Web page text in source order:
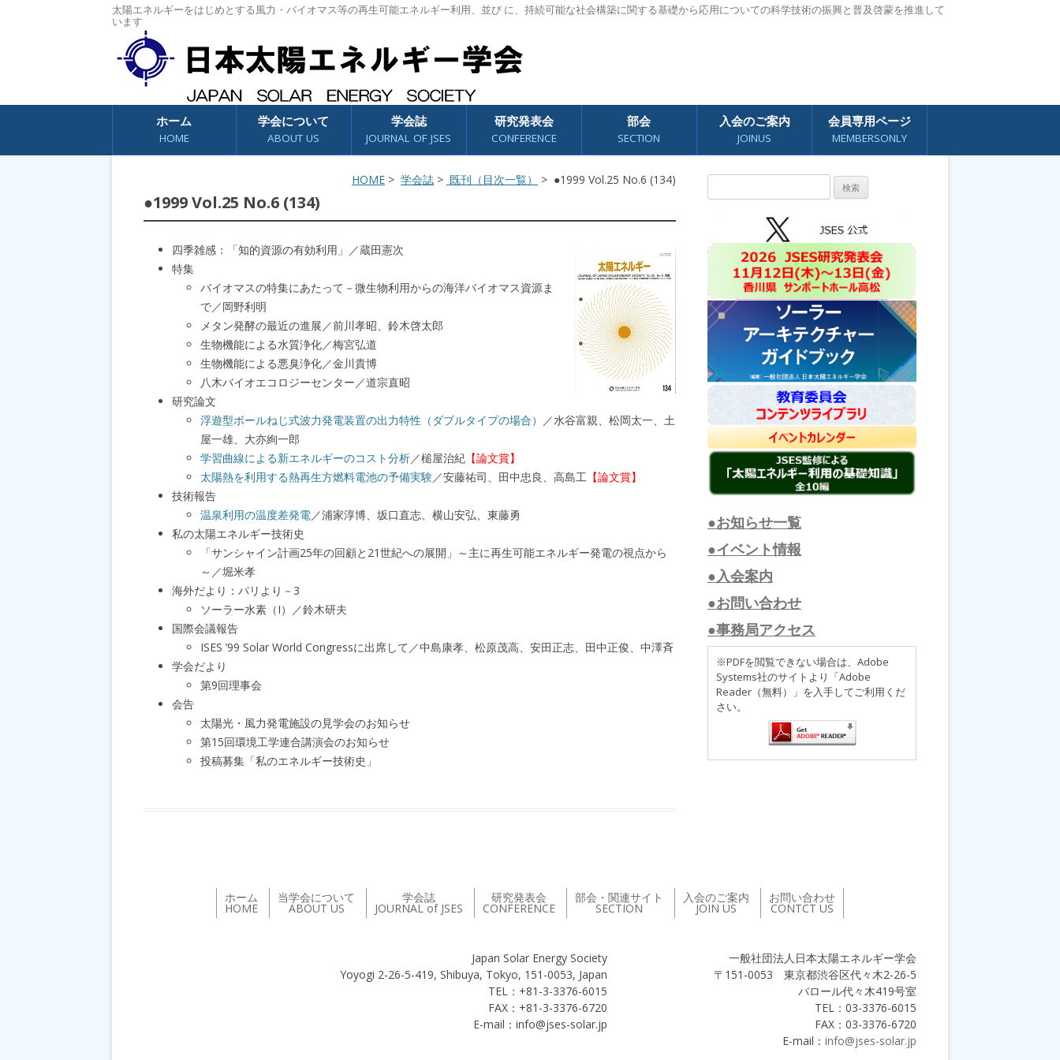
太陽エネルギーをはじめとする風力・バイオマス等の再生可能エネルギー利用、並び に、持続可能な社会構築に関する基礎から応用についての科学技術の振興と普及啓蒙を推進して
います
コンテンツへスキップ
ホーム
HOME
学会について
ABOUT US
学会誌
JOURNAL OF JSES
研究発表会
CONFERENCE
部会
SECTION
入会のご案内
JOINUS
会員専用ページ
MEMBERSONLY
HOME > 学会誌 > 既刊（目次一覧） > ●1999 Vol.25 No.6 (134)
●1999 Vol.25 No.6 (134)
四季雑感：「知的資源の有効利用」／蔵田憲次
特集
バイオマスの特集にあたって－微生物利用からの海洋バイオマス資源ま
で／岡野利明
メタン発酵の最近の進展／前川孝昭、鈴木啓太郎
生物機能による水質浄化／梅宮弘道
生物機能による悪臭浄化／金川貴博
八木バイオエコロジーセンター／道宗直昭
研究論文
浮遊型ボールねじ式波力発電装置の出力特性（ダブルタイプの場合） ／水谷富親、松岡太一、土
屋一雄、大亦絢一郎
学習曲線による新エネルギーのコスト分析／槌屋治紀 【論文賞】
太陽熱を利用する熱再生方燃料電池の予備実験／安藤祐司、田中忠良、高島工 【論文賞】
技術報告
温泉利用の温度差発電／浦家淳博、坂口直志、横山安弘、東藤勇
私の太陽エネルギー技術史
「サンシャイン計画25年の回顧と21世紀への展開」～主に再生可能エネルギー発電の視点から
～／堀米孝
海外だより：パリより－3
ソーラー水素（I）／鈴木研夫
国際会議報告
ISES ’99 Solar World Congressに出席して／中島康孝、松原茂高、安田正志、田中正俊、中澤斉
学会だより
第9回理事会
会告
太陽光・風力発電施設の見学会のお知らせ
第15回環境工学連合講演会のお知らせ
投稿募集「私のエネルギー技術史」
索:
●お知らせ一覧
●イベント情報
●入会案内
●お問い合わせ
●事務局アクセス
※PDFを閲覧できない場合は、Adobe
Systems社のサイトより「Adobe
Reader（無料）」を入手してご利用くだ
さい。
ホーム
HOME
当学会について
ABOUT US
学会誌
JOURNAL of JSES
研究発表会
CONFERENCE
部会・関連サイト
SECTION
入会のご案内
JOIN US
お問い合わせ
CONTCT US
一般社団法人日本太陽エネルギー学会
〒151-0053 東京都渋谷区代々木2-26-5
バロール代々木419号室
TEL：03-3376-6015
FAX：03-3376-6720
E-mail： info@jses-solar.jp
Japan Solar Energy Society
Yoyogi 2-26-5-419, Shibuya, Tokyo, 151-0053, Japan
TEL：+81-3-3376-6015
FAX：+81-3-3376-6720
E-mail：info@jses-solar.jp